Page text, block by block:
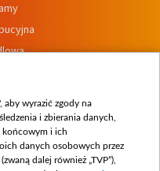
aby wyrazić zgody na
i zbierania danych,
końcowym i ich
danych osobowych przez
dalej również „TVP”),